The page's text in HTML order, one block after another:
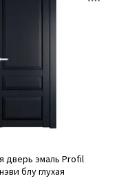
дверь эмаль Profil
блу глухая